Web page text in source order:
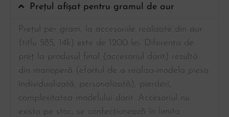
Prețul afișat pentru gramul de aur
Prețul per gram, la accesoriile realizate din aur
(titlu 585, 14k) este de 1200 lei. Diferența de
preț la produsul final (accesoriul dorit) rezultă
din manoperă (efortul de a realiza-modela piesa
individualizată, personalizată), pierderi,
complexitatea modelului dorit. Accesoriul nu
exista pe stoc, se confecționează în limita